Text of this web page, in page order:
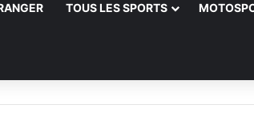
TOUS LES SPORTS